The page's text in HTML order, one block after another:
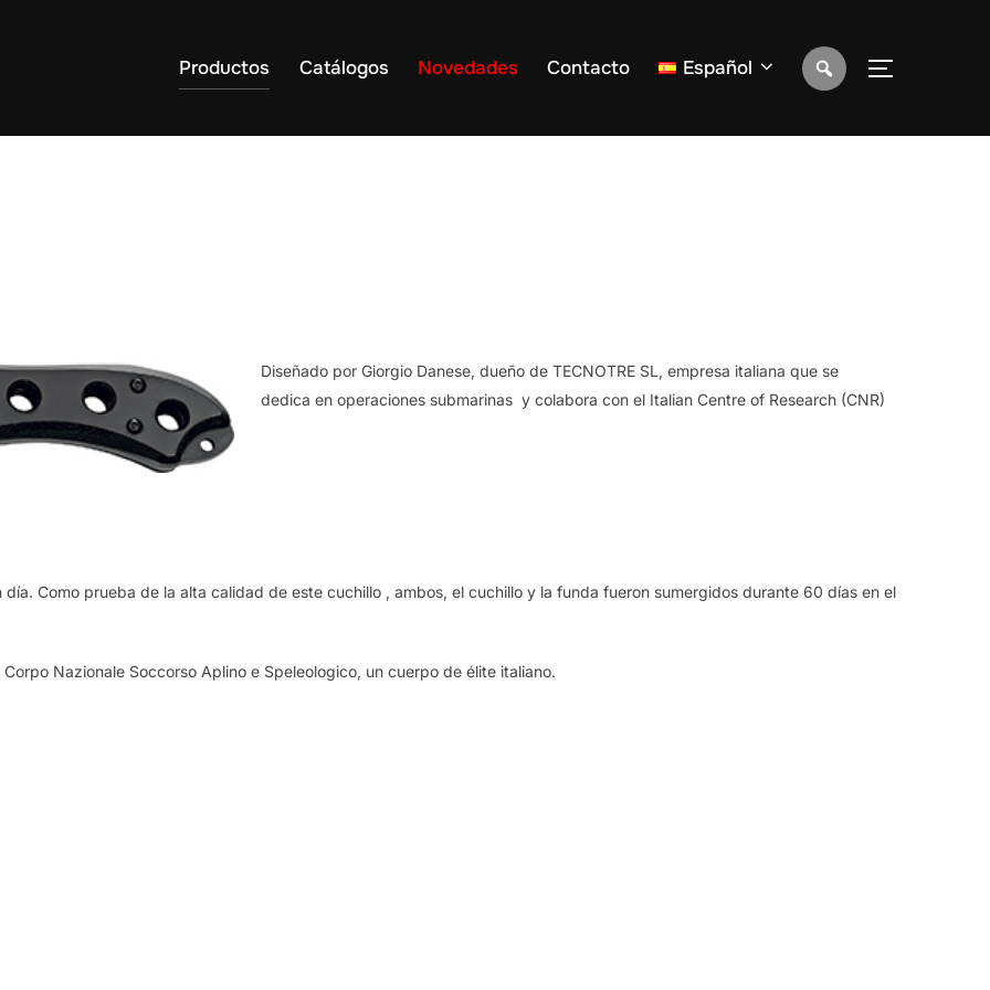
Productos Catálogos Novedades Contacto Español ALTERNAR
Diseñado por Giorgio Danese, dueño de TECNOTRE SL, empresa italiana que se
dedica en operaciones submarinas y colabora con el Italian Centre of Research (CNR)
Como prueba de la alta calidad de este cuchillo , ambos, el cuchillo y la funda fueron sumergidos durante 60 días en el
Nazionale Soccorso Aplino e Speleologico, un cuerpo de élite italiano.